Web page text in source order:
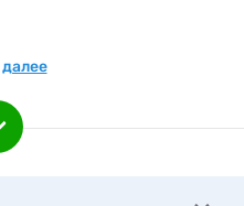
и новинках.